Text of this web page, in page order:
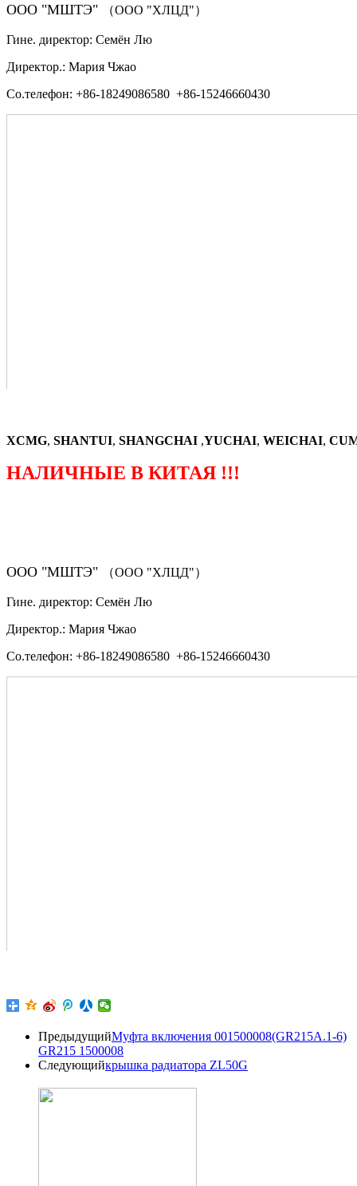
ООО "МШТЭ" （ООО "ХЛЦД"）
Гине. директор: Семён Лю
Директор.: Мария Чжао
Со.телефон: +86-18249086580 +86-15246660430
XCMG, SHANTUI, SHANGCHAI ,YUCHAI, WEICHAI,
НАЛИЧНЫЕ В КИТАЯ !!!
ООО "МШТЭ" （ООО "ХЛЦД"）
Гине. директор: Семён Лю
Директор.: Мария Чжао
Со.телефон: +86-18249086580 +86-15246660430
ПредыдущийМуфта включения 001500008(GR215A.1-6)
GR215 1500008
Следующийкрышка радиатора ZL50G